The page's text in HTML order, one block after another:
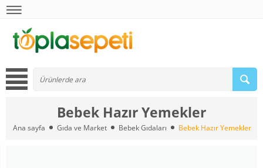
Bebek Hazır Yemekler
Ana sayfa Gıda ve Market Bebek Gıdaları Bebek Hazır Yemekler